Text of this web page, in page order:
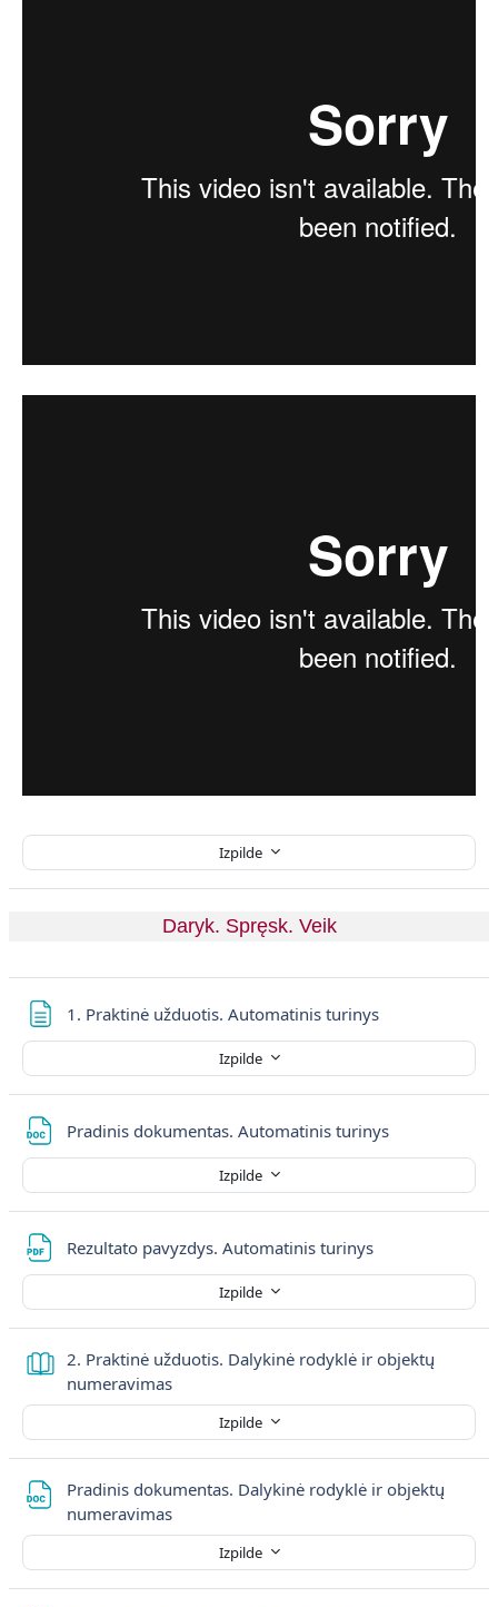
Izpilde
Daryk. Spręsk. Veik
1. Praktinė užduotis. Automatinis turinysLapa
Izpilde
Pradinis dokumentas. Automatinis turinys
Izpilde
Rezultato pavyzdys. Automatinis turinys
Izpilde
2. Praktinė užduotis. Dalykinė rodyklė ir objektų
numeravimasGrāmata
Izpilde
Pradinis dokumentas. Dalykinė rodyklė ir objektų
numeravimas
Izpilde